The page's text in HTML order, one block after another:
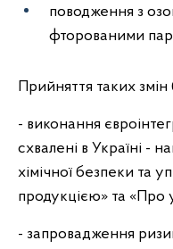
поводження з
фторованими
Прийняття таких
- виконання
схвалені в Україні -
хімічної безпеки та
продукцією» та «Про
- запровадження